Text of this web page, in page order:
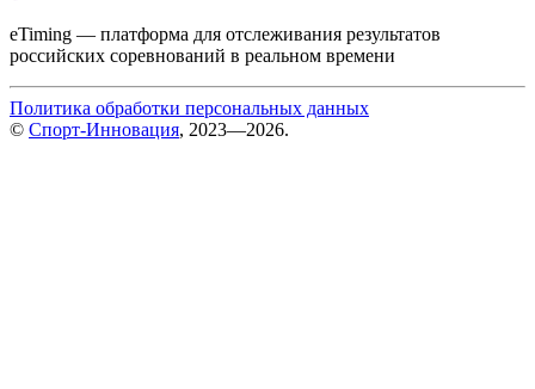
eTiming — платформа для отслеживания результатов
российских соревнований в реальном времени
Политика обработки персональных данных
© Спорт-Инновация, 2023—2026.